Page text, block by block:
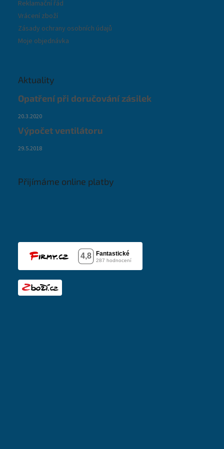
Reklamační řád
Vrácení zboží
Zásady ochrany osobních údajů
Moje objednávka
Aktuality
Opatření při doručování zásilek
20.3.2020
Výpočet ventilátoru
29.5.2018
Přijímáme online platby